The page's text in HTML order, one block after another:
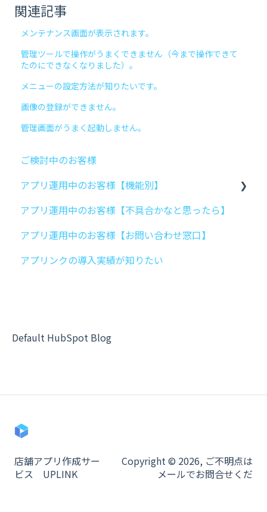
関連記事
メンテナンス画面が表示されます。
管理ツールで操作がうまくできません（今まで操作できて
たのにできなくなりました）。
メニューの設定方法が知りたいです。
画像の登録ができません。
管理画面がうまく起動しません。
ご検討中のお客様
アプリ運用中のお客様【機能別】
アプリ作成
トップ画面設定
クーポン
プッシュ通知
予約
アプリ運用中のお客様【不具合かなと思ったら】
アプリ運用中のお客様【お問い合わせ窓口】
アプリンクの導入実績が知りたい
Default HubSpot Blog
店舗アプリ作成サー
ビス UPLINK
Copyright © 2026, ご不明点は
メールでお問合せくだ